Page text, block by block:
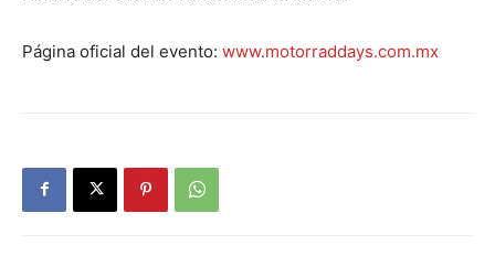
Página oficial del evento: www.motorraddays.com.mx